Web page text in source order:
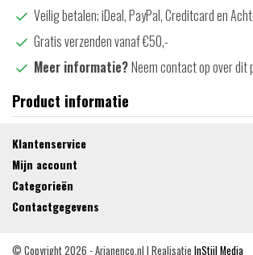
Veilig betalen; iDeal, PayPal, Creditcard en
Gratis verzenden vanaf €50,-
Meer informatie?Neem contact op over dit
Product informatie
Klantenservice
Mijn account
Categorieën
Contactgegevens
© Copyright 2026 - Arjanenco.nl | Realisatie InStijl Media